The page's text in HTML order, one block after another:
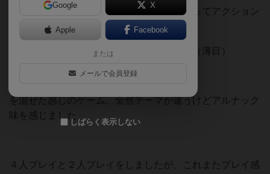
星がぐるぐるまわるので、タイミングを狙ってアクション
をしていく
テラフォの宇宙＋基本アクション＋カード（薄目）
アルナックのリソースカツカツ
を混ぜた感じのゲーム。全然テーマが違うけどアルナック
味を感じました
４人プレイと２人プレイをしましたが、これまたプレイ感
Google X
Apple Facebook
または
メールで会員登録
しばらく表示しない